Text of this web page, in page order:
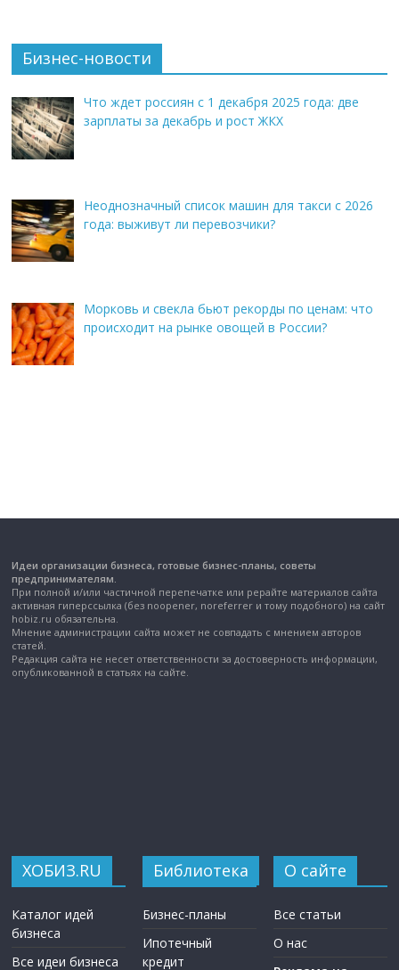
Бизнес-новости
Что ждет россиян с 1 декабря 2025 года: две
зарплаты за декабрь и рост ЖКХ
Неоднозначный список машин для такси с 2026
года: выживут ли перевозчики?
Морковь и свекла бьют рекорды по ценам: что
происходит на рынке овощей в России?
Идеи организации бизнеса, готовые бизнес-планы, советы
предпринимателям.
При полной и/или частичной перепечатке или рерайте материалов сайта
активная гиперссылка (без noopener, noreferrer и тому подобного) на сайт
hobiz.ru обязательна.
Мнение администрации сайта может не совпадать с мнением авторов
статей.
Редакция сайта не несет ответственности за достоверность информации,
опубликованной в статьях на сайте.
ХОБИЗ.RU
Каталог идей
бизнеса
Все идеи бизнеса
Библиотека
Бизнес-планы
Ипотечный
кредит
О сайте
Все статьи
О нас